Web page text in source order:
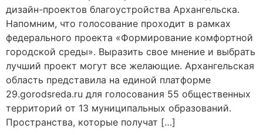
дизайн-проектов благоустройства Архангельска.
Напомним, что голосование проходит в рамках
федерального проекта «Формирование комфортной
городской среды». Выразить свое мнение и выбрать
лучший проект могут все желающие. Архангельская
область представила на единой платформе
29.gorodsreda.ru для голосования 55 общественных
территорий от 13 муниципальных образований.
Пространства, которые получат […]